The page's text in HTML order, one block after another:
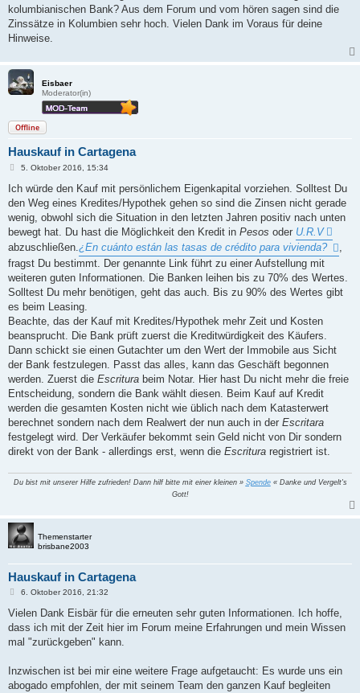
kolumbianischen Bank? Aus dem Forum und vom hören sagen sind die
Zinssätze in Kolumbien sehr hoch. Vielen Dank im Voraus für deine
Hinweise.
Eisbaer
Moderator(in)
Offline
Hauskauf in Cartagena
B
i
r
a
5. Oktober 2016, 15:34
Ich würde den Kauf mit persönlichem Eigenkapital vorziehen. Solltest Du
den Weg eines Kredites/Hypothek gehen so sind die Zinsen nicht gerade
wenig, obwohl sich die Situation in den letzten Jahren positiv nach unten
bewegt hat. Du hast die Möglichkeit den Kredit in Pesos oder U.R.V
abzuschließen.¿En cuánto están las tasas de crédito para vivienda?
,
fragst Du bestimmt. Der genannte Link führt zu einer Aufstellung mit
weiteren guten Informationen. Die Banken leihen bis zu 70% des Wertes.
Solltest Du mehr benötigen, geht das auch. Bis zu 90% des Wertes gibt
es beim Leasing.
Beachte, das der Kauf mit Kredites/Hypothek mehr Zeit und Kosten
beansprucht. Die Bank prüft zuerst die Kreditwürdigkeit des Käufers.
Dann schickt sie einen Gutachter um den Wert der Immobile aus Sicht
der Bank festzulegen. Passt das alles, kann das Geschäft begonnen
werden. Zuerst die Escritura beim Notar. Hier hast Du nicht mehr die freie
Entscheidung, sondern die Bank wählt diesen. Beim Kauf auf Kredit
werden die gesamten Kosten nicht wie üblich nach dem Katasterwert
berechnet sondern nach dem Realwert der nun auch in der Escritara
festgelegt wird. Der Verkäufer bekommt sein Geld nicht von Dir sondern
direkt von der Bank - allerdings erst, wenn die Escritura registriert ist.
Du bist mit unserer Hilfe zufrieden! Dann hilf bitte mit einer kleinen » Spende« Danke und Vergelt's
Gott!
Themenstarter
brisbane2003
Hauskauf in Cartagena
B
i
r
a
6. Oktober 2016, 21:32
Vielen Dank Eisbär für die erneuten sehr guten Informationen. Ich hoffe,
dass ich mit der Zeit hier im Forum meine Erfahrungen und mein Wissen
mal "zurückgeben" kann.
Inzwischen ist bei mir eine weitere Frage aufgetaucht: Es wurde uns ein
abogado empfohlen, der mit seinem Team den ganzen Kauf begleiten